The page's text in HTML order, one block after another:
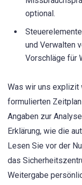
optional.
und Verwalten
Vorschläge für
Was wir uns explizit
formulierten
Angaben zur
Erklärung, wie die
Lesen Sie vor der
das
Weitergabe